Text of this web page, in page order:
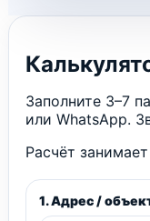
Заполните 3–7
или WhatsApp.
Расчёт
1. Адрес /